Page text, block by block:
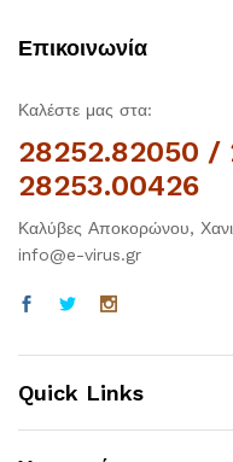
Επικοινωνία
Καλέστε μας στα:
28252.82050 /
28253.00426
Καλύβες Αποκορώνου,
info@e-virus.gr
Quick Links